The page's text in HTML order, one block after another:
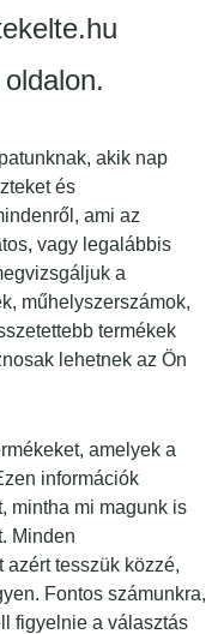
akik nap
és
ami az
vagy legalábbis
a
műhelyszerszámok,
termékek
lehetnek az Ön
amelyek a
információk
mintha mi magunk is
Minden
azért tesszük közzé,
Fontos számunkra,
figyelnie a választás